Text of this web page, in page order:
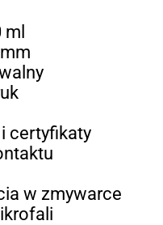
certyfikaty
w zmywarce